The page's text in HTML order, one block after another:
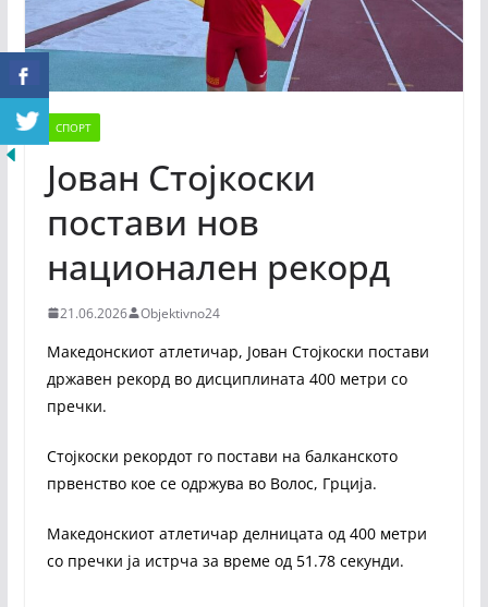
СПОРТ
Јован Стојкоски
постави нов
национален рекорд
21.06.2026 Objektivno24
Македонскиот атлетичар, Јован Стојкоски постави
државен рекорд во дисциплината 400 метри со
пречки.
Стојкоски рекордот го постави на балканското
првенство кое се одржува во Волос, Грција.
Македонскиот атлетичар делницата од 400 метри
со пречки ја истрча за време од 51.78 секунди.